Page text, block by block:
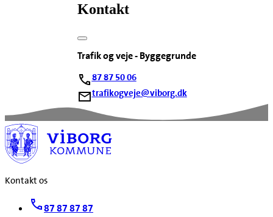
Kontakt
Trafik og veje - Byggegrunde
87 87 50 06
trafikogveje@viborg.dk
Kontakt os
87 87 87 87